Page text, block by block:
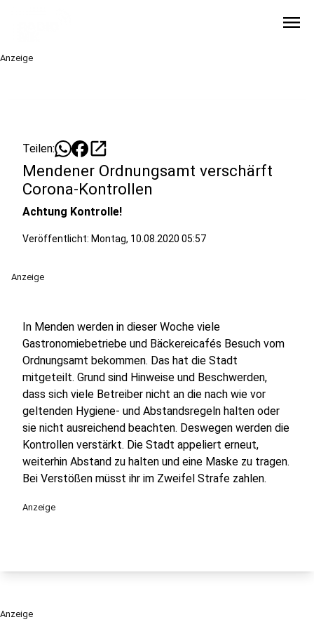
menu
Anzeige
Teilen: open_in_new
Mendener Ordnungsamt verschärft
Corona-Kontrollen
Achtung Kontrolle!
Veröffentlicht: Montag, 10.08.2020 05:57
Anzeige
In Menden werden in dieser Woche viele
Gastronomiebetriebe und Bäckereicafés Besuch vom
Ordnungsamt bekommen. Das hat die Stadt
mitgeteilt. Grund sind Hinweise und Beschwerden,
dass sich viele Betreiber nicht an die nach wie vor
geltenden Hygiene- und Abstandsregeln halten oder
sie nicht ausreichend beachten. Deswegen werden die
Kontrollen verstärkt. Die Stadt appeliert erneut,
weiterhin Abstand zu halten und eine Maske zu tragen.
Bei Verstößen müsst ihr im Zweifel Strafe zahlen.
Anzeige
Anzeige